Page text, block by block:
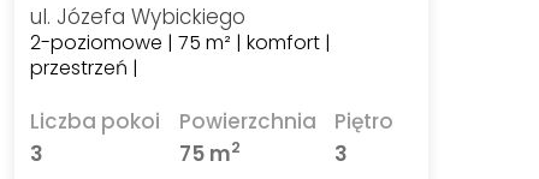
ul. Józefa Wybickiego
2-poziomowe | 75 m² | komfort |
przestrzeń |
Liczba pokoi
3
Powierzchnia
75 m2
Piętro
3